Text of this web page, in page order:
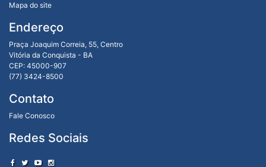
Mapa do site
Endereço
Praça Joaquim Correia, 55, Centro
Vitória da Conquista - BA
CEP: 45000-907
(77) 3424-8500
Contato
Fale Conosco
Redes Sociais